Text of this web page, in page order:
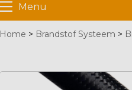
Menu
Home > Brandstof Systeem >